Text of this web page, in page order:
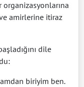
amirlerine itiraz
dile
biriyim ben.